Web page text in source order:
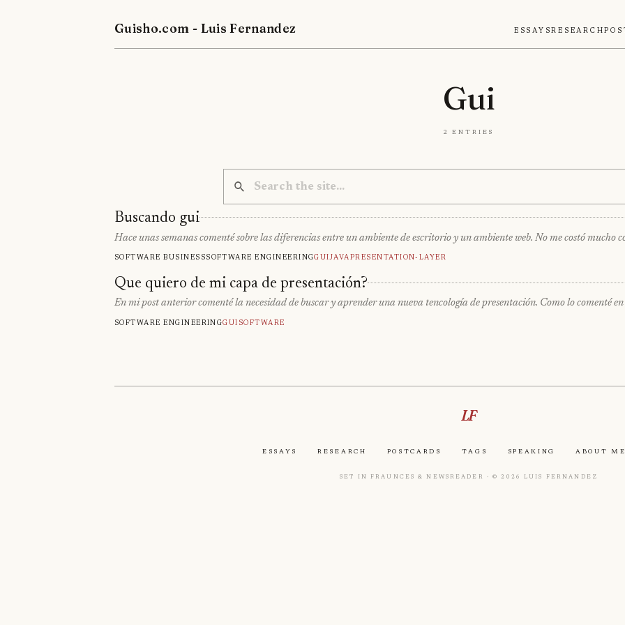
Guisho.com - Luis Fernandez EssaysResearch
Gui
2 entries
Buscando gui
Hace unas semanas comenté sobre las diferencias entre un ambiente de escritorio y un ambiente web. No me costó mucho
Software businessSoftware engineeringGuiJavaPresentation-Layer
Que quiero de mi capa de presentación?
En mi post anterior comenté la necesidad de buscar y aprender una nueva tencología de presentación. Como lo comenté
Software engineeringGui Software
LF
Essays Research Postcards Tags Speaking About Me
Set in Fraunces & Newsreader · © 2026 Luis Fernandez